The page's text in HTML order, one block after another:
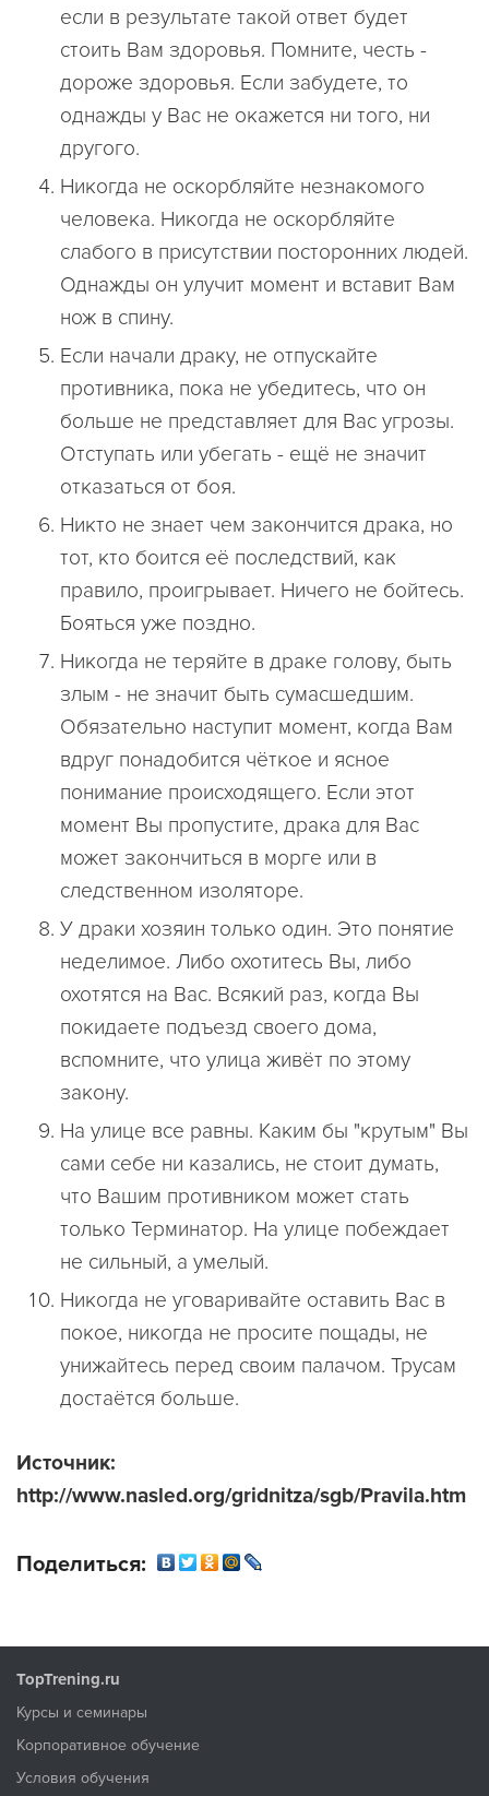
если в результате такой ответ будет
стоить Вам здоровья. Помните, честь -
дороже здоровья. Если забудете, то
однажды у Вас не окажется ни того, ни
другого.
Никогда не оскорбляйте незнакомого
человека. Никогда не оскорбляйте
слабого в присутствии посторонних людей.
Однажды он улучит момент и вставит Вам
нож в спину.
Если начали драку, не отпускайте
противника, пока не убедитесь, что он
больше не представляет для Вас угрозы.
Отступать или убегать - ещё не значит
отказаться от боя.
Никто не знает чем закончится драка, но
тот, кто боится её последствий, как
правило, проигрывает. Ничего не бойтесь.
Бояться уже поздно.
Никогда не теряйте в драке голову, быть
злым - не значит быть сумасшедшим.
Обязательно наступит момент, когда Вам
вдруг понадобится чёткое и ясное
понимание происходящего. Если этот
момент Вы пропустите, драка для Вас
может закончиться в морге или в
следственном изоляторе.
У драки хозяин только один. Это понятие
неделимое. Либо охотитесь Вы, либо
охотятся на Вас. Всякий раз, когда Вы
покидаете подъезд своего дома,
вспомните, что улица живёт по этому
закону.
На улице все равны. Каким бы "крутым" Вы
сами себе ни казались, не стоит думать,
что Вашим противником может стать
только Терминатор. На улице побеждает
не сильный, а умелый.
Никогда не уговаривайте оставить Вас в
покое, никогда не просите пощады, не
унижайтесь перед своим палачом. Трусам
достаётся больше.
Источник:
http://www.nasled.org/gridnitza/sgb/Pravila.htm
Поделиться:
TopTrening.ru
Курсы и семинары
Корпоративное обучение
Условия обучения